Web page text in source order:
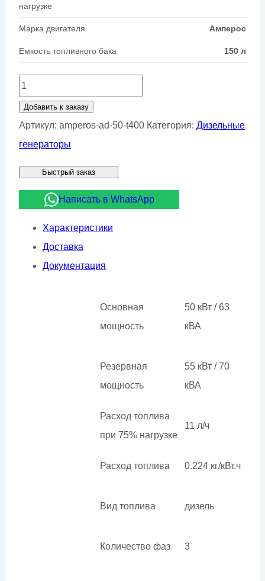
нагрузке
Марка двигателя Амперос
Емкость топливного бака 150 л
Количество
товара
Дизельный
генератор
АД
Добавить к заказу
Артикул: amperos-ad-50-t400 Категория: Дизельные
генераторы
Быстрый заказ
Написать в WhatsApp
Характеристики
Доставка
Документация
Основная
мощность
50 кВт / 63
кВА
Резервная
мощность
55 кВт / 70
кВА
Расход топлива
при 75% нагрузке
11 л/ч
Расход топлива 0.224 кг/кВт.ч
Вид топлива дизель
Количество фаз 3